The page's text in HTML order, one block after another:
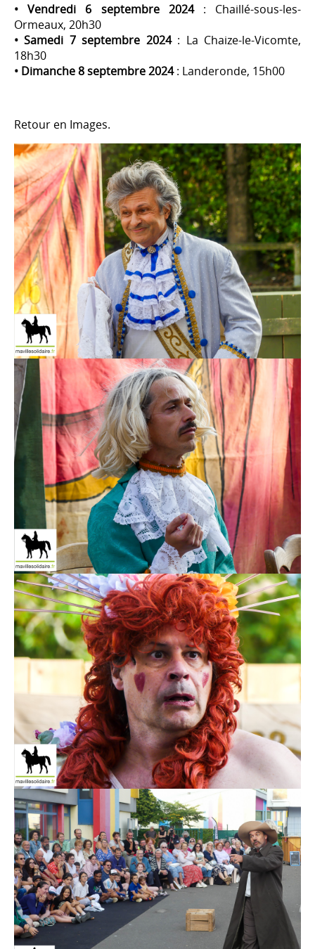
• Vendredi 6 septembre 2024: Chaillé-sous-les-
Ormeaux, 20h30
• Samedi 7 septembre 2024: La Chaize-le-Vicomte,
18h30
• Dimanche 8 septembre 2024: Landeronde, 15h00
Retour en Images.